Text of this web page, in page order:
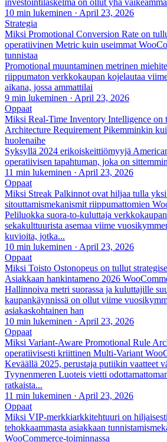
10 min lukeminen · April 23, 2026
Strategia
Miksi Promotional Conversion Rate on
operatiivinen Metric kuin useimmat
tunnistaa
Promotional muuntaminen metrinen
riippumaton verkkokaupan kojelautaa
aikana, jossa ammattilai
9 min lukeminen · April 23, 2026
Oppaat
Miksi Real-Time Inventory Intelligence on
Architecture Requirement Pikemminkin
huolenaihe
Syksyllä 2024 erikoiskeittiömyyjä
operatiivisen tapahtuman, joka on
11 min lukeminen · April 23, 2026
Oppaat
Miksi Streak Palkinnot ovat hiljaa tulla
sitouttamismekanismit riippumattomien
Peliluokka suora-to-kuluttaja
sekakulttuurista asemaa viime
kuvioita, jotka...
10 min lukeminen · April 23, 2026
Oppaat
Miksi Toisto Ostonopeus on tullut
Asiakkaan hankintameno 2026
Hallinnoiva metri suorassa ja kuluttajille
kaupankäynnissä on ollut viime
asiakaskohtainen han
10 min lukeminen · April 23, 2026
Oppaat
Miksi Variant-Aware Promotional Rule
operatiivisesti kriittinen Multi-Variant
Keväällä 2025, perustaja putiikin vaatteet
Tyynenmeren Luoteis vietti
ratkaista...
11 min lukeminen · April 23, 2026
Oppaat
Miksi VIP-merkkiarkkitehtuuri on
tehokkaammasta asiakkaan
WooCommerce-toiminnassa